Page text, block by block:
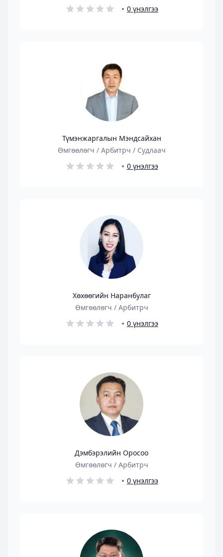
0 үнэлгээ
Түмэнжаргалын Мэндсайхан
Өмгөөлөгч / Арбитрч / Судлаач
0 үнэлгээ
Хөхөөгийн Наранбулаг
Өмгөөлөгч / Арбитрч
0 үнэлгээ
Дэмбэрэлийн Оросоо
Өмгөөлөгч / Арбитрч
0 үнэлгээ